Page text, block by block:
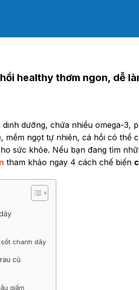
healthy thơm ngon, dễ
dinh dưỡng, chứa nhiều omega-3,
mềm ngọt tự nhiên, cá hồi có thể
sức khỏe. Nếu bạn đang tìm
tham khảo ngay 4 cách chế biến
chanh dây
củ
giấm